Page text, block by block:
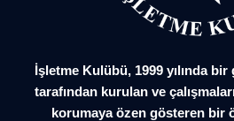
İşletme Kulübü, 1999 yılında bir
tarafından kurulan ve
korumaya özen gösteren bir